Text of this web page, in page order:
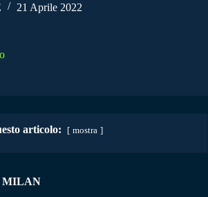
21 Aprile 2022
articolo: mostra
MILAN